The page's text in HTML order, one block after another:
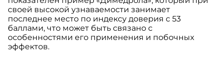
своей высокой узнаваемости занимает
последнее место по индексу доверия с 53
баллами, что может быть связано с
особенностями его применения и побочных
эффектов.